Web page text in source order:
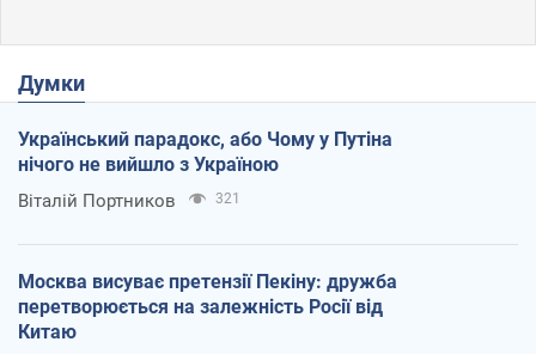
Думки
Український парадокс, або Чому у Путіна
нічого не вийшло з Україною
Віталій Портников 321
Москва висуває претензії Пекіну: дружба
перетворюється на залежність Росії від
Китаю